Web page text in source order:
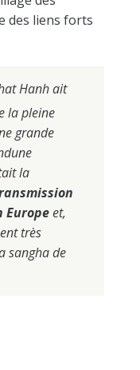
des liens forts
Hanh ait
la pleine
grande
la
Europeet,
très
sangha de